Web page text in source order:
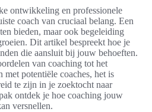
ontwikkeling en professionele
coach van cruciaal belang. Een
bieden, maar ook begeleiding
Dit artikel bespreekt hoe je
die aansluit bij jouw behoeften.
van coaching tot het
met potentiële coaches, het is
te zijn in je zoektocht naar
ontdek je hoe coaching jouw
versnellen.